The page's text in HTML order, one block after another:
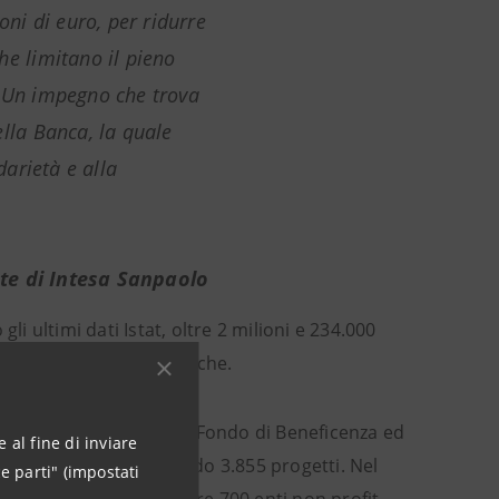
al fine di inviare
parti" (impostati
di euro, per ridurre
limitano il pieno
impegno che trova
Banca, la quale
e alla
di Intesa Sanpaolo
ultimi dati Istat, oltre 2 milioni e 234.000
bollette e le cure mediche.
ultimi cinque anni il Fondo di Beneficenza ed
milioni sostenendo 3.855 progetti. Nel